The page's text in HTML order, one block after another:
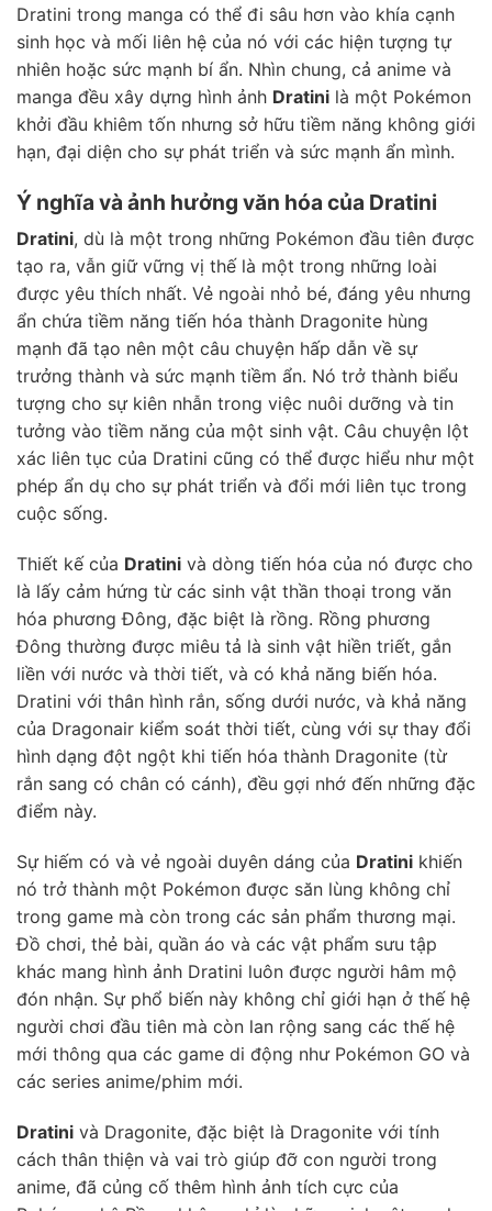
Dratini trong manga có thể đi sâu hơn vào khía cạnh
sinh học và mối liên hệ của nó với các hiện tượng tự
nhiên hoặc sức mạnh bí ẩn. Nhìn chung, cả anime và
manga đều xây dựng hình ảnh Dratini là một Pokémon
khởi đầu khiêm tốn nhưng sở hữu tiềm năng không giới
hạn, đại diện cho sự phát triển và sức mạnh ẩn mình.
Ý nghĩa và ảnh hưởng văn hóa của Dratini
Dratini, dù là một trong những Pokémon đầu tiên được
tạo ra, vẫn giữ vững vị thế là một trong những loài
được yêu thích nhất. Vẻ ngoài nhỏ bé, đáng yêu nhưng
ẩn chứa tiềm năng tiến hóa thành Dragonite hùng
mạnh đã tạo nên một câu chuyện hấp dẫn về sự
trưởng thành và sức mạnh tiềm ẩn. Nó trở thành biểu
tượng cho sự kiên nhẫn trong việc nuôi dưỡng và tin
tưởng vào tiềm năng của một sinh vật. Câu chuyện lột
xác liên tục của Dratini cũng có thể được hiểu như một
phép ẩn dụ cho sự phát triển và đổi mới liên tục trong
cuộc sống.
Thiết kế của Dratini và dòng tiến hóa của nó được cho
là lấy cảm hứng từ các sinh vật thần thoại trong văn
hóa phương Đông, đặc biệt là rồng. Rồng phương
Đông thường được miêu tả là sinh vật hiền triết, gắn
liền với nước và thời tiết, và có khả năng biến hóa.
Dratini với thân hình rắn, sống dưới nước, và khả năng
của Dragonair kiểm soát thời tiết, cùng với sự thay đổi
hình dạng đột ngột khi tiến hóa thành Dragonite (từ
rắn sang có chân có cánh), đều gợi nhớ đến những đặc
điểm này.
Sự hiếm có và vẻ ngoài duyên dáng của Dratini khiến
nó trở thành một Pokémon được săn lùng không chỉ
trong game mà còn trong các sản phẩm thương mại.
Đồ chơi, thẻ bài, quần áo và các vật phẩm sưu tập
khác mang hình ảnh Dratini luôn được người hâm mộ
đón nhận. Sự phổ biến này không chỉ giới hạn ở thế hệ
người chơi đầu tiên mà còn lan rộng sang các thế hệ
mới thông qua các game di động như Pokémon GO và
các series anime/phim mới.
Dratini và Dragonite, đặc biệt là Dragonite với tính
cách thân thiện và vai trò giúp đỡ con người trong
anime, đã củng cố thêm hình ảnh tích cực của